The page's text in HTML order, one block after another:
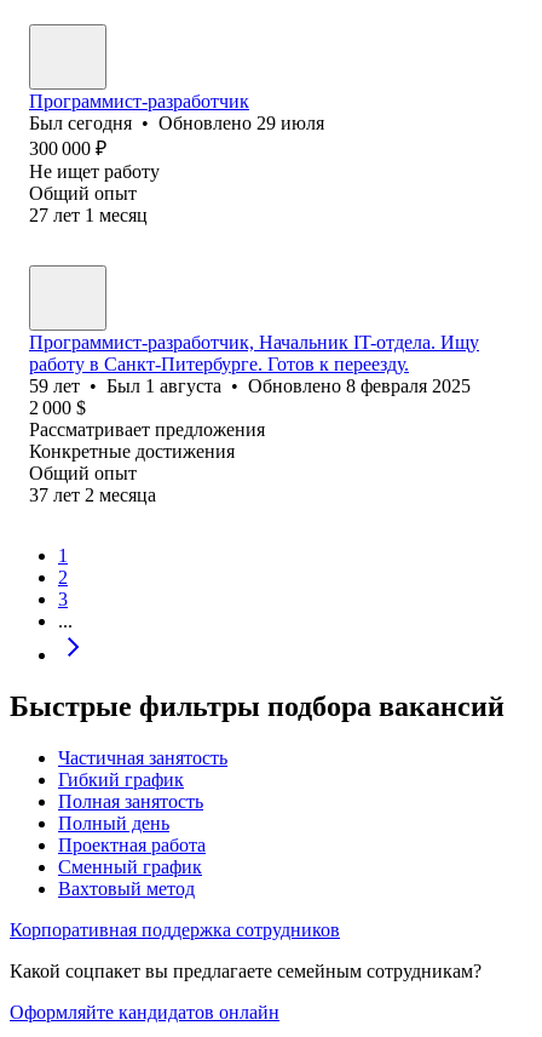
Программист-разработчик
Был сегодня • Обновлено 29 июля
300 000 ₽
Не ищет работу
Общий опыт
27 лет 1 месяц
Программист-разработчик, Начальник IT-отдела. Ищу
работу в Санкт-Питербурге. Готов к переезду.
59 лет • Был 1 августа • Обновлено 8 февраля 2025
2 000 $
Рассматривает предложения
Конкретные достижения
Общий опыт
37 лет 2 месяца
1
2
3
...
Быстрые фильтры подбора вакансий
Частичная занятость
Гибкий график
Полная занятость
Полный день
Проектная работа
Сменный график
Вахтовый метод
Корпоративная поддержка сотрудников
Какой соцпакет вы предлагаете семейным сотрудникам?
Оформляйте кандидатов онлайн